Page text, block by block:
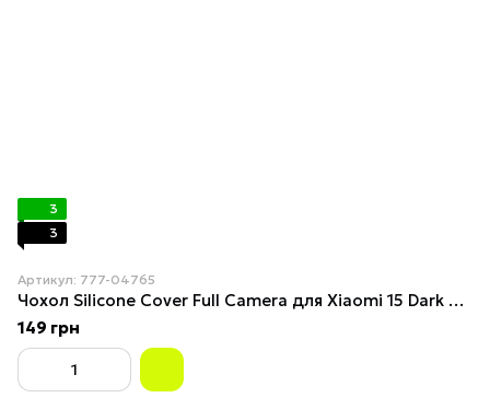
3
3
Артикул: 777-04765
Чохол Silicone Cover Full Camera для Xiaomi 15 Dark Blue
149 грн